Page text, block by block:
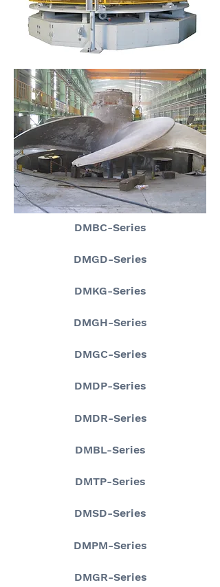
DMBC-Series
DMGD-Series
DMKG-Series
DMGH-Series
DMGC-Series
DMDP-Series
DMDR-Series
DMBL-Series
DMTP-Series
DMSD-Series
DMPM-Series
DMGR-Series